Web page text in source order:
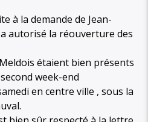
à la demande de Jean-
autorisé la réouverture des
étaient bien présents
week-end
en centre ville , sous la